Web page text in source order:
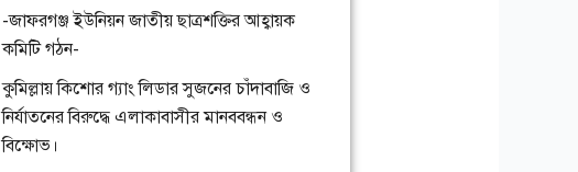
-জাফরগঞ্জ ইউনিয়ন জাতীয় ছাত্রশক্তির আহ্বায়ক
কমিটি গঠন-
কুমিল্লায় কিশোর গ্যাং লিডার সুজনের চাঁদাবাজি ও
নির্যাতনের বিরুদ্ধে এলাকাবাসীর মানববন্ধন ও
বিক্ষোভ।